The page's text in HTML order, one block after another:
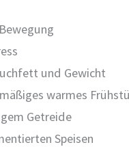
und Gewicht
warmes
Getreide
Speisen